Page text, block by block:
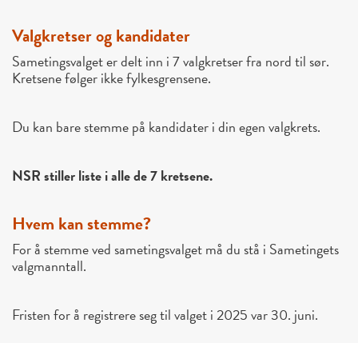
Valgkretser og kandidater
Sametingsvalget er delt inn i7 valgkretserfra nord til sør.
Kretsene følger ikke fylkesgrensene.
Du kan bare stemme på kandidater i din egen valgkrets.
NSR stiller liste i alle de 7 kretsene.
Hvem kan stemme?
For å stemme ved sametingsvalget må du stå i Sametingets
valgmanntall.
Fristen for å registrere seg til valget i 2025 var30. juni.